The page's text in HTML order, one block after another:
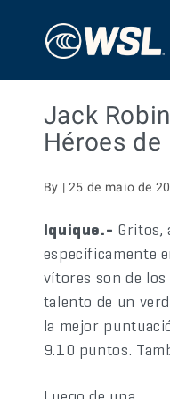
Jack
Héroes
By | 25 de maio de
Iquique.- Gritos,
específicamente
vítores son de
talento de un
la mejor
9.10 puntos.